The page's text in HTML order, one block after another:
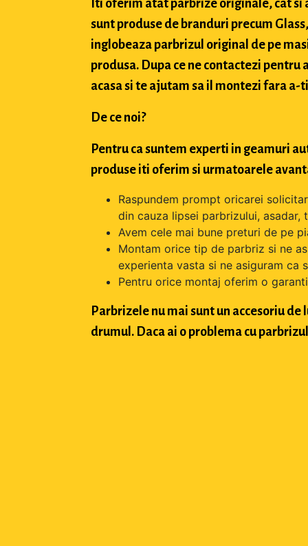
Iti oferim atat parbrize originale, cat
sunt produse de branduri precum
inglobeaza parbrizul original de pe
produsa. Dupa ce ne contactezi
acasa si te ajutam sa il montezi fara a-
De ce noi?
Pentru ca suntem experti in geamuri
produse iti oferim si urmatoarele
Raspundem prompt oricarei
din cauza lipsei parbrizului,
Avem cele mai bune preturi de pe
Montam orice tip de parbriz si ne
experienta vasta si ne asiguram ca
Pentru orice montaj oferim o
Parbrizele nu mai sunt un accesoriu
drumul. Daca ai o problema cu